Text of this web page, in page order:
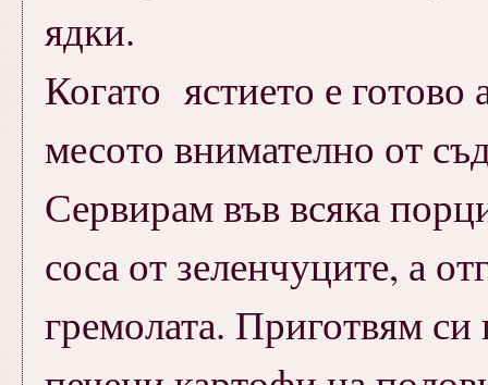
ядки.
Когато ястието е
месото внимателно от
Сервирам във всяка
соса от зеленчуците, а
гремолата. Приготвям